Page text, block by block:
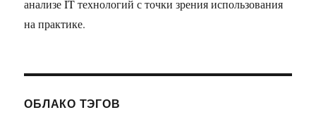
анализе IT технологий с точки зрения использования
на практике.
ОБЛАКО ТЭГОВ